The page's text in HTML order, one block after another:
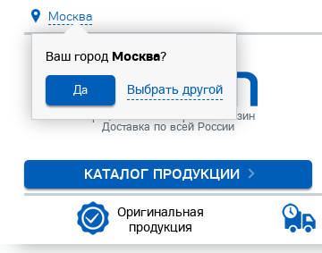
Москва
Ваш город Москва?
Да Выбрать другой
Официальный интернет-магазин
Доставка по всей России
КАТАЛОГ ПРОДУКЦИИ
Оригинальная
продукция